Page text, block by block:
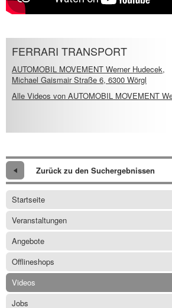
FERRARI TRANSPORT
AUTOMOBIL MOVEMENT Werner Hudecek,
Michael Gaismair Straße 6, 6300 Wörgl
Alle Videos von AUTOMOBIL MOVEMENT
Zurück zu den Suchergebnissen
Startseite
Veranstaltungen
Angebote
Offlineshops
Videos
Jobs